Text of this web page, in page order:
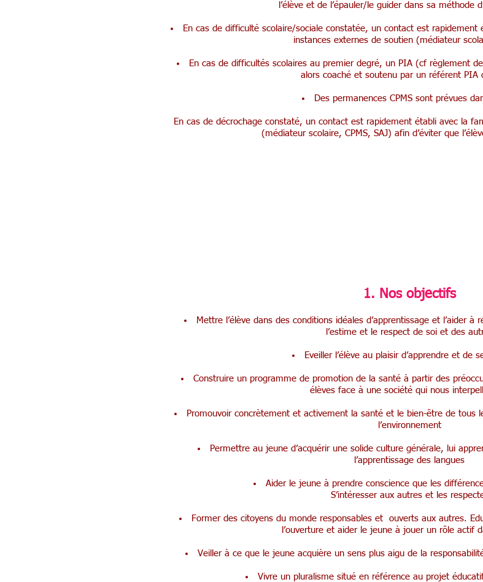
l’élève et de l’épauler/le guider dans sa méthode
En cas de difficulté scolaire/sociale constatée, un contact est
instances externes de soutien (médiateur
En cas de difficultés scolaires au premier degré, un PIA (cf règlement
alors coaché et soutenu par un référent PIA
Des permanences CPMS sont prévues
En cas de décrochage constaté, un contact est rapidement établi avec la
(médiateur scolaire, CPMS, SAJ) afin d’éviter que
Nos objectifs
Mettre l’élève dans des conditions idéales d’apprentissage et l’aider
l’estime et le respect de soi et des
Eveiller l’élève au plaisir d’apprendre et de
Construire un programme de promotion de la santé à partir des
élèves face à une société qui nous
Promouvoir concrètement et activement la santé et le bien-être de tous
l’environnement
Permettre au jeune d’acquérir une solide culture générale, lui
l’apprentissage des langues
Aider le jeune à prendre conscience que les
S’intéresser aux autres et les
Former des citoyens du monde responsables et ouverts aux autres.
l’ouverture et aider le jeune à jouer un rôle actif
Veiller à ce que le jeune acquière un sens plus aigu de la
Vivre un pluralisme situé en référence au projet